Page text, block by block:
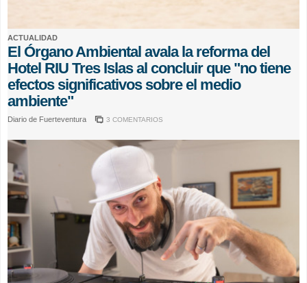
ACTUALIDAD
El Órgano Ambiental avala la reforma del
Hotel RIU Tres Islas al concluir que "no tiene
efectos significativos sobre el medio
ambiente"
Diario de Fuerteventura 3 COMENTARIOS